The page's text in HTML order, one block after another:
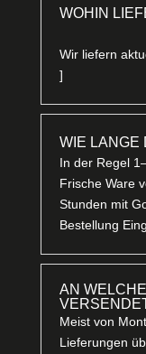
WOHIN
Wir liefern
]
WIE LANGE
In der Regel
Frische Ware
Stunden mit
Bestellung
AN
Meist von
Lieferungen